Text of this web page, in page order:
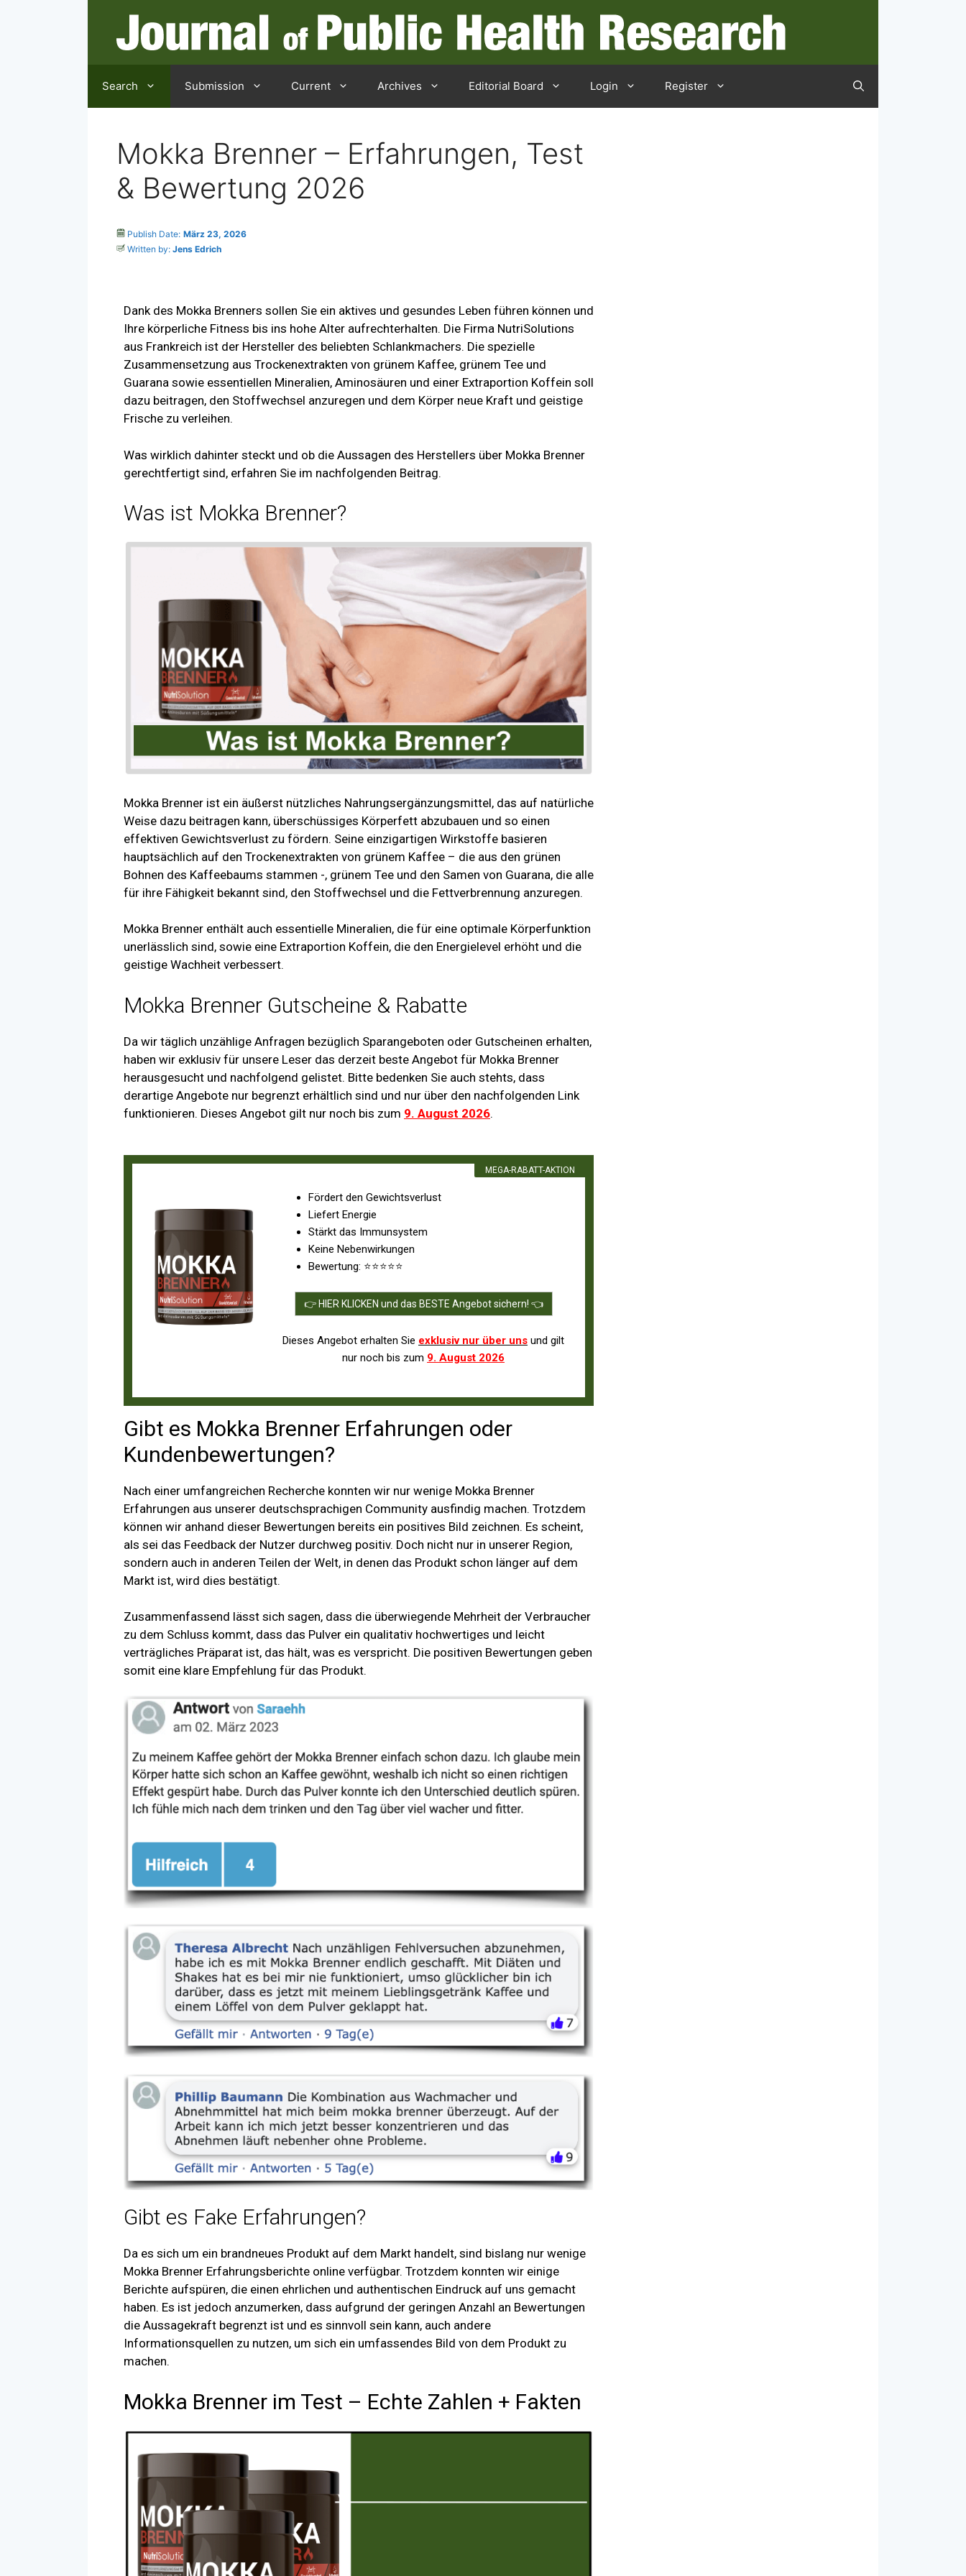
Search Submission Current Archives Editorial Board Login Register
Mokka Brenner – Erfahrungen, Test
& Bewertung 2026
Publish Date: März 23, 2026
Written by: Jens Edrich
Dank des Mokka Brenners sollen Sie ein aktives und gesundes Leben führen können und
Ihre körperliche Fitness bis ins hohe Alter aufrechterhalten. Die Firma NutriSolutions
aus Frankreich ist der Hersteller des beliebten Schlankmachers. Die spezielle
Zusammensetzung aus Trockenextrakten von grünem Kaffee, grünem Tee und
Guarana sowie essentiellen Mineralien, Aminosäuren und einer Extraportion Koffein soll
dazu beitragen, den Stoffwechsel anzuregen und dem Körper neue Kraft und geistige
Frische zu verleihen.
Was wirklich dahinter steckt und ob die Aussagen des Herstellers über Mokka Brenner
gerechtfertigt sind, erfahren Sie im nachfolgenden Beitrag.
Was ist Mokka Brenner?
Mokka Brenner ist ein äußerst nützliches Nahrungsergänzungsmittel, das auf natürliche
Weise dazu beitragen kann, überschüssiges Körperfett abzubauen und so einen
effektiven Gewichtsverlust zu fördern. Seine einzigartigen Wirkstoffe basieren
hauptsächlich auf den Trockenextrakten von grünem Kaffee – die aus den grünen
Bohnen des Kaffeebaums stammen -, grünem Tee und den Samen von Guarana, die alle
für ihre Fähigkeit bekannt sind, den Stoffwechsel und die Fettverbrennung anzuregen.
Mokka Brenner enthält auch essentielle Mineralien, die für eine optimale Körperfunktion
unerlässlich sind, sowie eine Extraportion Koffein, die den Energielevel erhöht und die
geistige Wachheit verbessert.
Mokka Brenner Gutscheine & Rabatte
Da wir täglich unzählige Anfragen bezüglich Sparangeboten oder Gutscheinen erhalten,
haben wir exklusiv für unsere Leser das derzeit beste Angebot für Mokka Brenner
herausgesucht und nachfolgend gelistet. Bitte bedenken Sie auch stehts, dass
derartige Angebote nur begrenzt erhältlich sind und nur über den nachfolgenden Link
funktionieren. Dieses Angebot gilt nur noch bis zum 9. August 2026.
MEGA-RABATT-AKTION
Fördert den Gewichtsverlust
Liefert Energie
Stärkt das Immunsystem
Keine Nebenwirkungen
Bewertung: ⭐⭐⭐⭐⭐
👉 HIER KLICKEN und das BESTE Angebot sichern! 👈
Dieses Angebot erhalten Sie exklusiv nur über uns und gilt
nur noch bis zum 9. August 2026
Gibt es Mokka Brenner Erfahrungen oder
Kundenbewertungen?
Nach einer umfangreichen Recherche konnten wir nur wenige Mokka Brenner
Erfahrungen aus unserer deutschsprachigen Community ausfindig machen. Trotzdem
können wir anhand dieser Bewertungen bereits ein positives Bild zeichnen. Es scheint,
als sei das Feedback der Nutzer durchweg positiv. Doch nicht nur in unserer Region,
sondern auch in anderen Teilen der Welt, in denen das Produkt schon länger auf dem
Markt ist, wird dies bestätigt.
Zusammenfassend lässt sich sagen, dass die überwiegende Mehrheit der Verbraucher
zu dem Schluss kommt, dass das Pulver ein qualitativ hochwertiges und leicht
verträgliches Präparat ist, das hält, was es verspricht. Die positiven Bewertungen geben
somit eine klare Empfehlung für das Produkt.
Gibt es Fake Erfahrungen?
Da es sich um ein brandneues Produkt auf dem Markt handelt, sind bislang nur wenige
Mokka Brenner Erfahrungsberichte online verfügbar. Trotzdem konnten wir einige
Berichte aufspüren, die einen ehrlichen und authentischen Eindruck auf uns gemacht
haben. Es ist jedoch anzumerken, dass aufgrund der geringen Anzahl an Bewertungen
die Aussagekraft begrenzt ist und es sinnvoll sein kann, auch andere
Informationsquellen zu nutzen, um sich ein umfassendes Bild von dem Produkt zu
machen.
Mokka Brenner im Test – Echte Zahlen + Fakten